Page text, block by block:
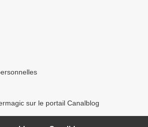
sur le portail Canalblog